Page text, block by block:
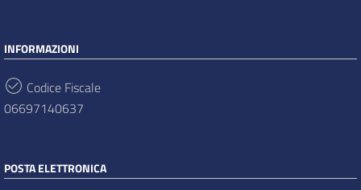
INFORMAZIONI
Codice Fiscale
06697140637
POSTA ELETTRONICA